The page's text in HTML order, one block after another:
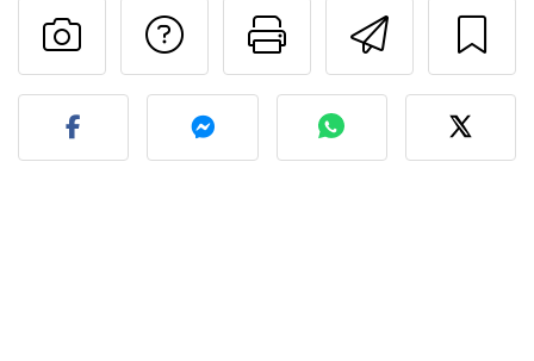
Imprima
Falar com o autor
Fez esta receita?